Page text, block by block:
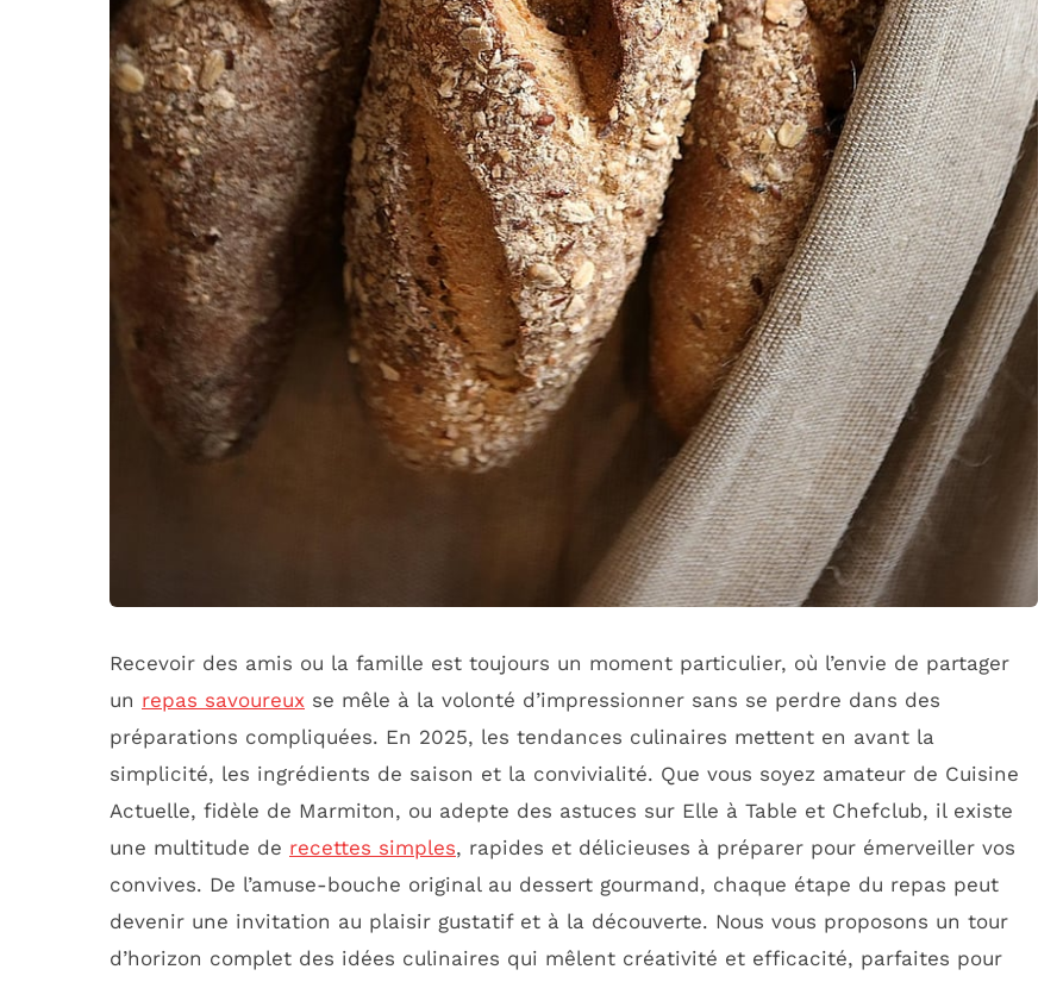
Recevoir des amis ou la famille est toujours un moment particulier, où l’envie de partager
un repas savoureux se mêle à la volonté d’impressionner sans se perdre dans des
préparations compliquées. En 2025, les tendances culinaires mettent en avant la
simplicité, les ingrédients de saison et la convivialité. Que vous soyez amateur de Cuisine
Actuelle, fidèle de Marmiton, ou adepte des astuces sur Elle à Table et Chefclub, il existe
une multitude de recettes simples, rapides et délicieuses à préparer pour émerveiller vos
convives. De l’amuse-bouche original au dessert gourmand, chaque étape du repas peut
devenir une invitation au plaisir gustatif et à la découverte. Nous vous proposons un tour
d’horizon complet des idées culinaires qui mêlent créativité et efficacité, parfaites pour